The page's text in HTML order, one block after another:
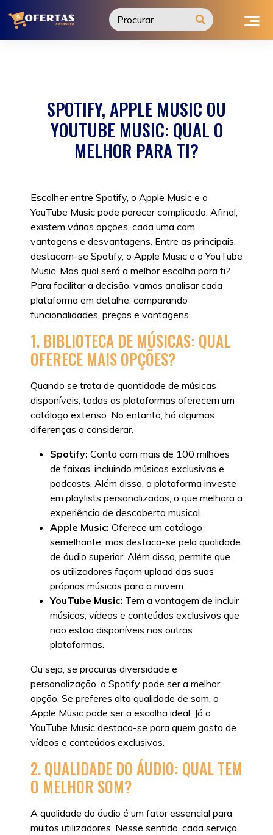
para
SPOTIFY, APPLE MUSIC OU
YOUTUBE MUSIC: QUAL O
MELHOR PARA TI?
Escolher entre Spotify, o Apple Music e o
YouTube Music pode parecer complicado. Afinal,
existem várias opções, cada uma com
vantagens e desvantagens. Entre as principais,
destacam-se Spotify, o Apple Music e o YouTube
Music. Mas qual será a melhor escolha para ti?
Para facilitar a decisão, vamos analisar cada
plataforma em detalhe, comparando
funcionalidades, preços e vantagens.
1. BIBLIOTECA DE MÚSICAS: QUAL
OFERECE MAIS OPÇÕES?
Quando se trata de quantidade de músicas
disponíveis, todas as plataformas oferecem um
catálogo extenso. No entanto, há algumas
diferenças a considerar.
Spotify: Conta com mais de 100 milhões
de faixas, incluindo músicas exclusivas e
podcasts. Além disso, a plataforma investe
em playlists personalizadas, o que melhora a
experiência de descoberta musical.
Apple Music: Oferece um catálogo
semelhante, mas destaca-se pela qualidade
de áudio superior. Além disso, permite que
os utilizadores façam upload das suas
próprias músicas para a nuvem.
YouTube Music: Tem a vantagem de incluir
músicas, vídeos e conteúdos exclusivos que
não estão disponíveis nas outras
plataformas.
Ou seja, se procuras diversidade e
personalização, o Spotify pode ser a melhor
opção. Se preferes alta qualidade de som, o
Apple Music pode ser a escolha ideal. Já o
YouTube Music destaca-se para quem gosta de
vídeos e conteúdos exclusivos.
2. QUALIDADE DO ÁUDIO: QUAL TEM
O MELHOR SOM?
A qualidade do áudio é um fator essencial para
muitos utilizadores. Nesse sentido, cada serviço